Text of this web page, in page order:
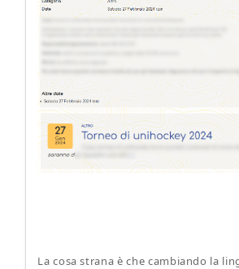
La cosa strana è che cambiando la